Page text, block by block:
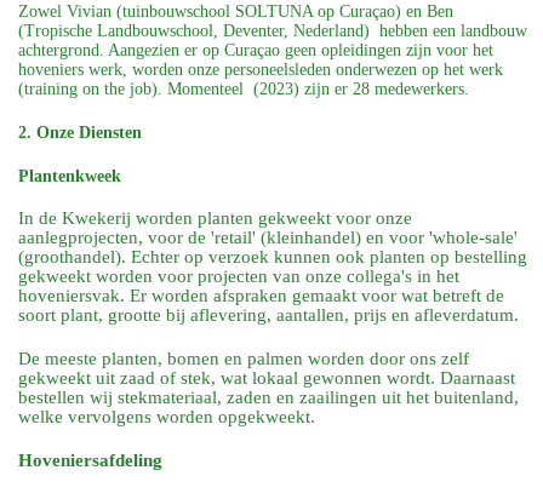
Zowel Vivian (tuinbouwschool SOLTUNA op Curaçao) en Ben
(Tropische Landbouwschool, Deventer, Nederland) hebben een landbouw
achtergrond. Aangezien er op Curaçao geen opleidingen zijn voor het
hoveniers werk, worden onze personeelsleden onderwezen op het werk
(training on the job). Momenteel (2023) zijn er 28medewerkers.
2. Onze Diensten
Plantenkweek
In de Kwekerij worden planten gekweekt voor onze
aanlegprojecten, voor de 'retail' (kleinhandel) en voor 'whole-sale'
(groothandel). Echter op verzoek kunnen ook planten op bestelling
gekweekt worden voor projecten van onze collega's in het
hoveniersvak. Er worden afspraken gemaakt voor wat betreft de
soort plant, grootte bij aflevering, aantallen, prijs en afleverdatum.
De meeste planten, bomen en palmen worden door ons zelf
gekweekt uit zaad of stek, wat lokaal gewonnen wordt. Daarnaast
bestellen wij stekmateriaal, zaden en zaailingen uit het buitenland,
welke vervolgens worden opgekweekt.
Hoveniersafdeling